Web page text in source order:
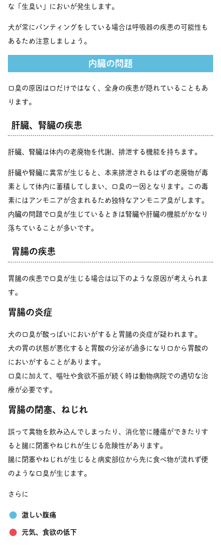
な「生臭い」においが発生します。
犬が常にパンティングをしている場合は呼吸器の疾患の可能性も
あるため注意しましょう。
内臓の問題
口臭の原因は口だけではなく、全身の疾患が隠れていることもあ
ります。
肝臓、腎臓の疾患
肝臓、腎臓は体内の老廃物を代謝、排泄する機能を持ちます。
肝臓や腎臓に異常が生じると、本来排泄されるはずの老廃物が毒
素として体内に蓄積してしまい、口臭の一因となります。この毒
素にはアンモニアが含まれるため独特なアンモニア臭がします。
内臓の問題で口臭が生じているときは腎臓や肝臓の機能がかなり
落ちていることが多いです。
胃腸の疾患
胃腸の疾患で口臭が生じる場合は以下のような原因が考えられま
す。
胃腸の炎症
犬の口臭が酸っぱいにおいがすると胃腸の炎症が疑われます。
犬の胃の状態が悪化すると胃酸の分泌が過多になり口から胃酸の
においがすることがあります。
口臭に加えて、嘔吐や食欲不振が続く時は動物病院での適切な治
療が必要です。
胃腸の閉塞、ねじれ
誤って異物を飲み込んでしまったり、消化管に腫瘍ができたりす
ると腸に閉塞やねじれが生じる危険性があります。
腸に閉塞やねじれが生じると病変部位から先に食べ物が流れず便
のような口臭が生じます。
さらに
激しい腹痛
元気、食欲の低下